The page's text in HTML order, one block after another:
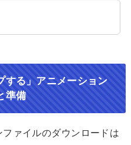
する」アニメーション
準備
ファイルのダウンロードは